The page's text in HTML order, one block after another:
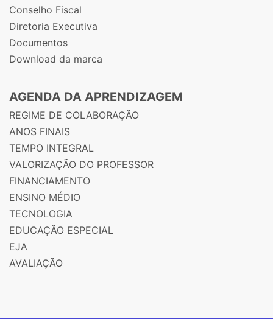
Conselho Fiscal
Diretoria Executiva
Documentos
Download da marca
AGENDA DA APRENDIZAGEM
REGIME DE COLABORAÇÃO
ANOS FINAIS
TEMPO INTEGRAL
VALORIZAÇÃO DO PROFESSOR
FINANCIAMENTO
ENSINO MÉDIO
TECNOLOGIA
EDUCAÇÃO ESPECIAL
EJA
AVALIAÇÃO